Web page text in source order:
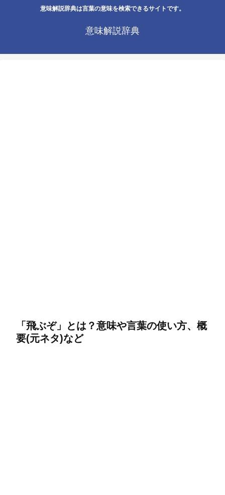
意味解説辞典は言葉の意味を検索できるサイトです。
意味解説辞典
「飛ぶぞ」とは？意味や言葉の使い方、概
要(元ネタ)など